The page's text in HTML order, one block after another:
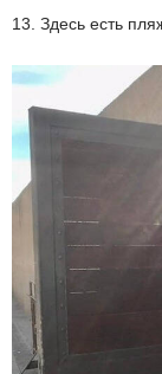
13. Здесь есть